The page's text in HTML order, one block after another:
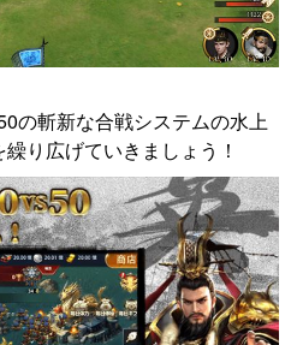
の斬新な合戦システムの水上
り広げていきましょう！